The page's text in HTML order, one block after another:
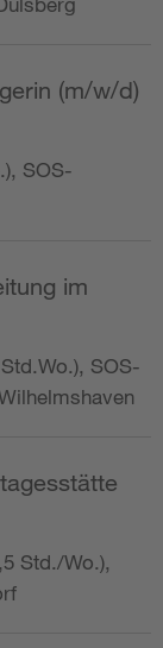
(m/w/d)
SOS-
im
SOS-
Std./Wo.),